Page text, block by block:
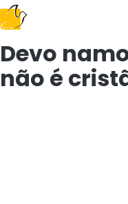
Following the
Devo
não é